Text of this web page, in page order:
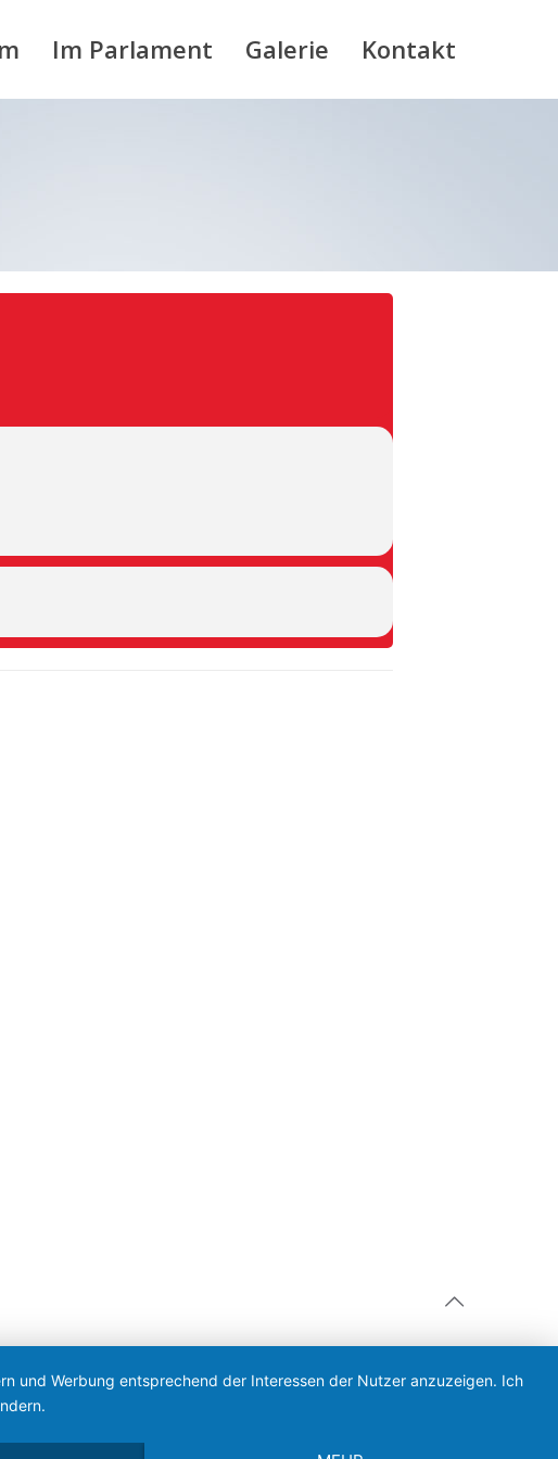
Im Parlament Galerie Kontakt
und Werbung entsprechend der Interessen der Nutzer anzuzeigen. Ich